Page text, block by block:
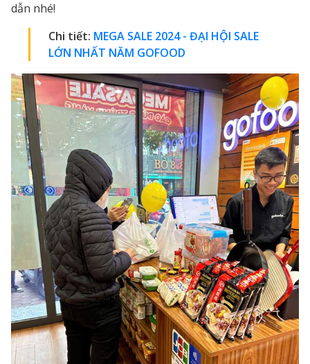
dẫn nhé!
Chi tiết: MEGA SALE 2024 - ĐẠI HỘI SALE
LỚN NHẤT NĂM GOFOOD